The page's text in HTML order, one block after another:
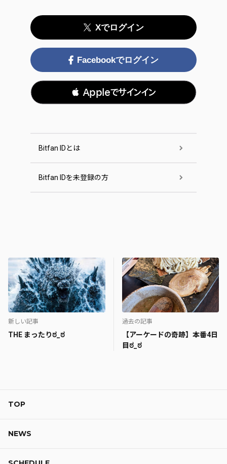
Xでログイン
Facebookでログイン
 Appleでサインイン
Bitfan IDとは
Bitfan IDを未登録の方
新しい記事
THE まったりಠ_ಠ
過去の記事
【アーケードの奇跡】本番4日
目ಠ_ಠ
TOP
NEWS